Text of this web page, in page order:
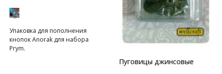
Упаковка для пополнения
кнопок Anorak для набора
Prym.
Пуговицы джинсовые